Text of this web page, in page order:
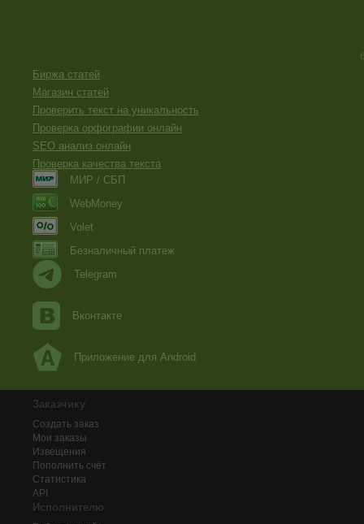
Биржа статей
Магазин статей
Проверить текст на уникальность
Проверка орфографии онлайн
SEO анализ онлайн
Проверка качества текста
МИР / СБП
WebMoney
Volet
Безналичный платеж
Telegram
Вконтакте
Приложение для Android
Заказчику
Создать заказ
Мои заказы
Извещения
Пополнить счёт
Статистика
API
Исполнителю